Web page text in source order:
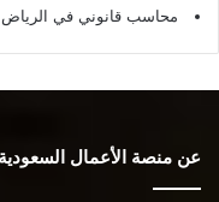
محاسب قانوني في
عن منصة الأعمال السعودية